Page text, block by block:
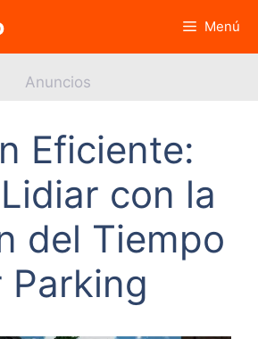
Menú
Anuncios
Eficiente:
con la
del Tiempo
Parking